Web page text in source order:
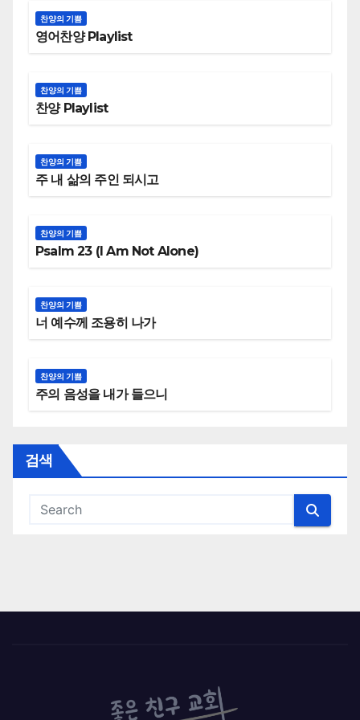
찬양의 기쁨
영어찬양 Playlist
찬양의 기쁨
찬양 Playlist
찬양의 기쁨
주 내 삶의 주인 되시고
찬양의 기쁨
Psalm 23 (I Am Not Alone)
찬양의 기쁨
너 예수께 조용히 나가
찬양의 기쁨
주의 음성을 내가 들으니
검색